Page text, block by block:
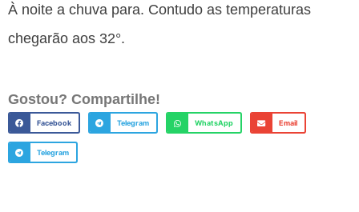
À noite a chuva para. Contudo as temperaturas
chegarão aos 32°.
Gostou? Compartilhe!
Facebook Telegram WhatsApp Email
Telegram